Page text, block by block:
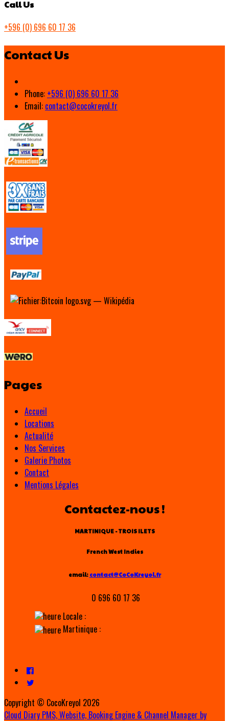
Call Us
+596 (0) 696 60 17 36
Contact Us
Phone: +596 (0) 696 60 17 36
Email: contact@cocokreyol.fr
Pages
Accueil
Locations
Actualité
Nos Services
Galerie Photos
Contact
Mentions Légales
Contactez-nous !
MARTINIQUE - TROIS ILETS
French West Indies
email: contact@CoCoKreyol.fr
0 696 60 17 36
Locale :
Martinique :
Copyright © CocoKreyol 2026
Cloud Diary PMS, Website, Booking Engine & Channel Manager by